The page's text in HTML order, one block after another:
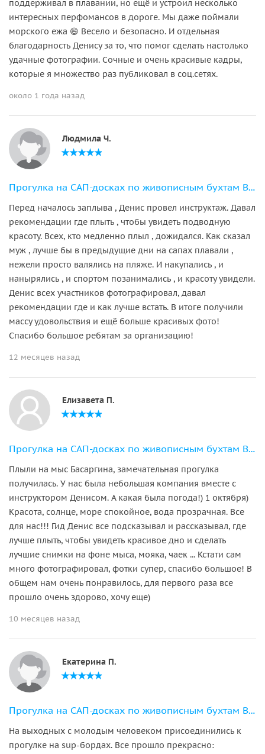
поддерживал в плавании, но ещё и устроил несколько
интересных перфомансов в дороге. Мы даже поймали
морского ежа 😄 Весело и безопасно. И отдельная
благодарность Денису за то, что помог сделать настолько
удачные фотографии. Сочные и очень красивые кадры,
которые я множество раз публиковал в соц.сетях.
около 1 года назад
Людмила Ч.
Прогулка на САП-досках по живописным бухтам Владивостока и острова Русский
Перед началось заплыва , Денис провел инструктаж. Давал
рекомендации где плыть , чтобы увидеть подводную
красоту. Всех, кто медленно плыл , дожидался. Как сказал
муж , лучше бы в предыдущие дни на сапах плавали ,
нежели просто валялись на пляже. И накупались , и
нанырялись , и спортом позанимались , и красоту увидели.
Денис всех участников фотографировал, давал
рекомендации где и как лучше встать. В итоге получили
массу удовольствия и ещё больше красивых фото!
Спасибо большое ребятам за организацию!
12 месяцев назад
Елизавета П.
Прогулка на САП-досках по живописным бухтам Владивостока и острова Русский
Плыли на мыс Басаргина, замечательная прогулка
получилась. У нас была небольшая компания вместе с
инструктором Денисом. А какая была погода!) 1 октября)
Красота, солнце, море спокойное, вода прозрачная. Все
для нас!!! Гид Денис все подсказывал и рассказывал, где
лучше плыть, чтобы увидеть красивое дно и сделать
лучшие снимки на фоне мыса, мояка, чаек ... Кстати сам
много фотографировал, фотки супер, спасибо большое! В
общем нам очень понравилось, для первого раза все
прошло очень здорово, хочу еще)
10 месяцев назад
Екатерина П.
Прогулка на САП-досках по живописным бухтам Владивостока и острова Русский
На выходных с молодым человеком присоединились к
прогулке на sup-бордах. Все прошло прекрасно: